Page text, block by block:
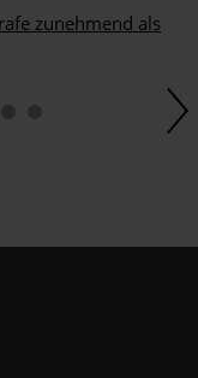
zunehmend als